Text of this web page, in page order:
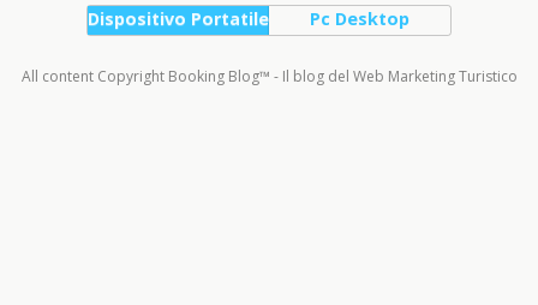
Dispositivo Portatile Pc Desktop
All content Copyright Booking Blog™ - Il blog del Web Marketing Turistico